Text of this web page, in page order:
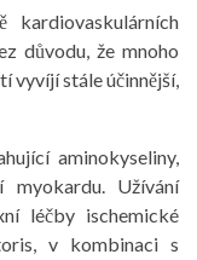
důvodu, že mnoho
vyvíjí stále účinnější,
aminokyseliny,
Užívání
léčby ischemické
v kombinaci s